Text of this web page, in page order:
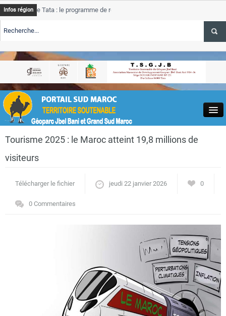
Close
Actualités
Infos région
de Tata : le programme de rehabilitation post-inondations
TSGJB Tourisme : l’ONMT renforce l’aerien a Dakhla et
Tata
TSGJB Tourisme au Maroc : Transavia renforce les vols Paris-
Tourisme 2025 : le Maroc atteint 19,8 millions de
visiteurs
Télécharger le fichier jeudi 22 janvier 2026 0
0 Commentaires